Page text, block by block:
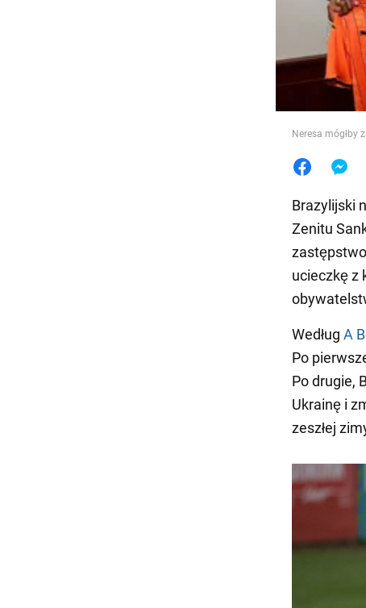
Jedzenie
Neresa mógłby
Brazylijski
Zenitu
ucieczkę z
Według A
Po
Po drugie,
Ukrainę i
zeszłej